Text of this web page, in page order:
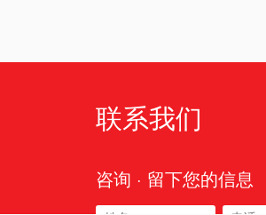
联系我们
咨询 · 留下您的信息